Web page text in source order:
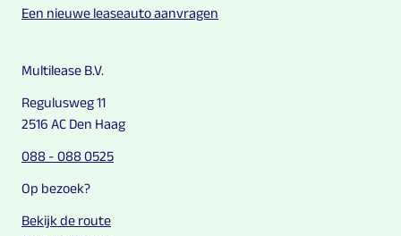
Een nieuwe leaseauto aanvragen
Multilease B.V.
Regulusweg 11
2516 AC Den Haag
088 - 088 0525
Op bezoek?
Bekijk de route